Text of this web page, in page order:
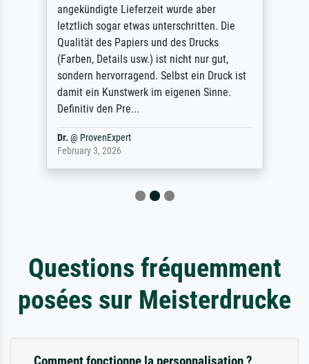
angekündigte Lieferzeit wurde aber
letztlich sogar etwas unterschritten. Die
Qualität des Papiers und des Drucks
(Farben, Details usw.) ist nicht nur gut,
sondern hervorragend. Selbst ein Druck ist
damit ein Kunstwerk im eigenen Sinne.
Definitiv den Pre...
Dr. @ ProvenExpert
February 3, 2026
Questions fréquemment
posées sur Meisterdrucke